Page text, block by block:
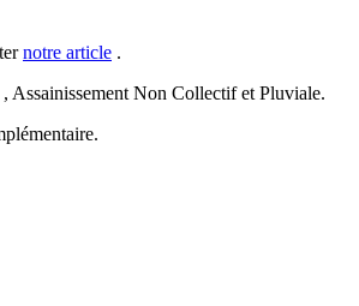
notre article .
Non Collectif et Pluviale.